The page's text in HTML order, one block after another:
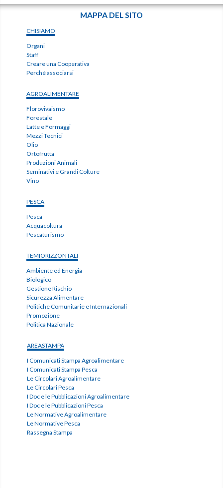
MAPPA DEL SITO
CHISIAMO
Organi
Staff
Creare una Cooperativa
Perché associarsi
AGROALIMENTARE
Florovivaismo
Forestale
Latte e Formaggi
Mezzi Tecnici
Olio
Ortofrutta
Produzioni Animali
Seminativi e Grandi Colture
Vino
PESCA
Pesca
Acquacoltura
Pescaturismo
TEMIORIZZONTALI
Ambiente ed Energia
Biologico
Gestione Rischio
Sicurezza Alimentare
Politiche Comunitarie e Internazionali
Promozione
Politica Nazionale
AREASTAMPA
I Comunicati Stampa Agroalimentare
I Comunicati Stampa Pesca
Le Circolari Agroalimentare
Le Circolari Pesca
I Doc e le Pubblicazioni Agroalimentare
I Doc e le Pubblicazioni Pesca
Le Normative Agroalimentare
Le Normative Pesca
Rassegna Stampa